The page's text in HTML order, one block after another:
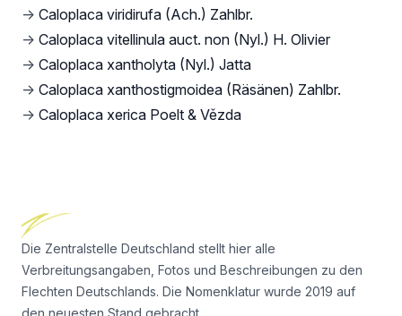
→ Caloplaca viridirufa (Ach.) Zahlbr.
→ Caloplaca vitellinula auct. non (Nyl.) H. Olivier
→ Caloplaca xantholyta (Nyl.) Jatta
→ Caloplaca xanthostigmoidea (Räsänen) Zahlbr.
→ Caloplaca xerica Poelt & Vězda
Die Zentralstelle Deutschland stellt hier alle
Verbreitungsangaben, Fotos und Beschreibungen zu den
Flechten Deutschlands. Die Nomenklatur wurde 2019 auf